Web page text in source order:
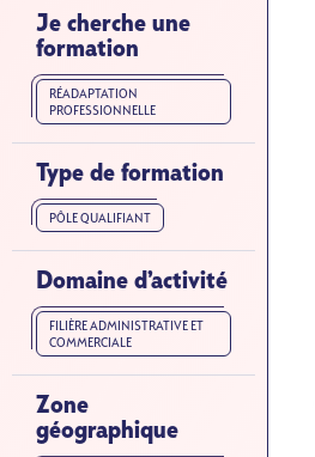
Niveau
Je cherche une
formation
RÉADAPTATION
PROFESSIONNELLE
Type de formation
PÔLE QUALIFIANT
Domaine d’activité
FILIÈRE ADMINISTRATIVE ET
COMMERCIALE
Zone
géographique